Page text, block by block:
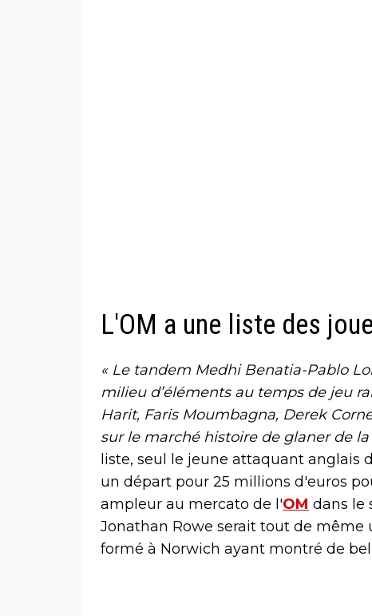
L'OM a une liste des
« Le tandem Medhi Benatia-Pablo
milieu d’éléments au temps de jeu
Harit, Faris Moumbagna, Derek
sur le marché histoire de glaner de
liste, seul le jeune attaquant anglais
un départ pour 25 millions d'euros
ampleur au mercato de l'OM dans le
Jonathan Rowe serait tout de
formé à Norwich ayant montré de